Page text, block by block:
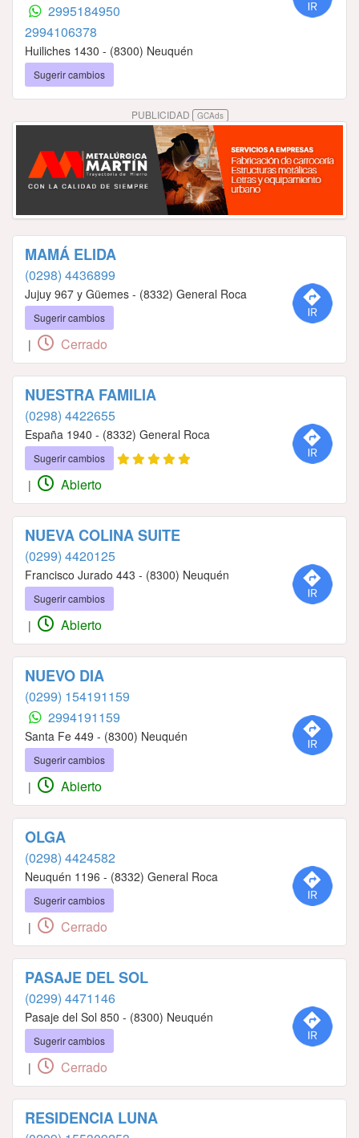
2995184950
2994106378
Huiliches 1430 - (8300) Neuquén
Sugerir cambios
PUBLICIDAD GCAds
MAMÁ ELIDA
(0298) 4436899
Jujuy 967 y Güemes - (8332) General Roca
Sugerir cambios
| Cerrado
NUESTRA FAMILIA
(0298) 4422655
España 1940 - (8332) General Roca
Sugerir cambios
| Abierto
NUEVA COLINA SUITE
(0299) 4420125
Francisco Jurado 443 - (8300) Neuquén
Sugerir cambios
| Abierto
NUEVO DIA
(0299) 154191159
2994191159
Santa Fe 449 - (8300) Neuquén
Sugerir cambios
| Abierto
OLGA
(0298) 4424582
Neuquén 1196 - (8332) General Roca
Sugerir cambios
| Cerrado
PASAJE DEL SOL
(0299) 4471146
Pasaje del Sol 850 - (8300) Neuquén
Sugerir cambios
| Cerrado
RESIDENCIA LUNA